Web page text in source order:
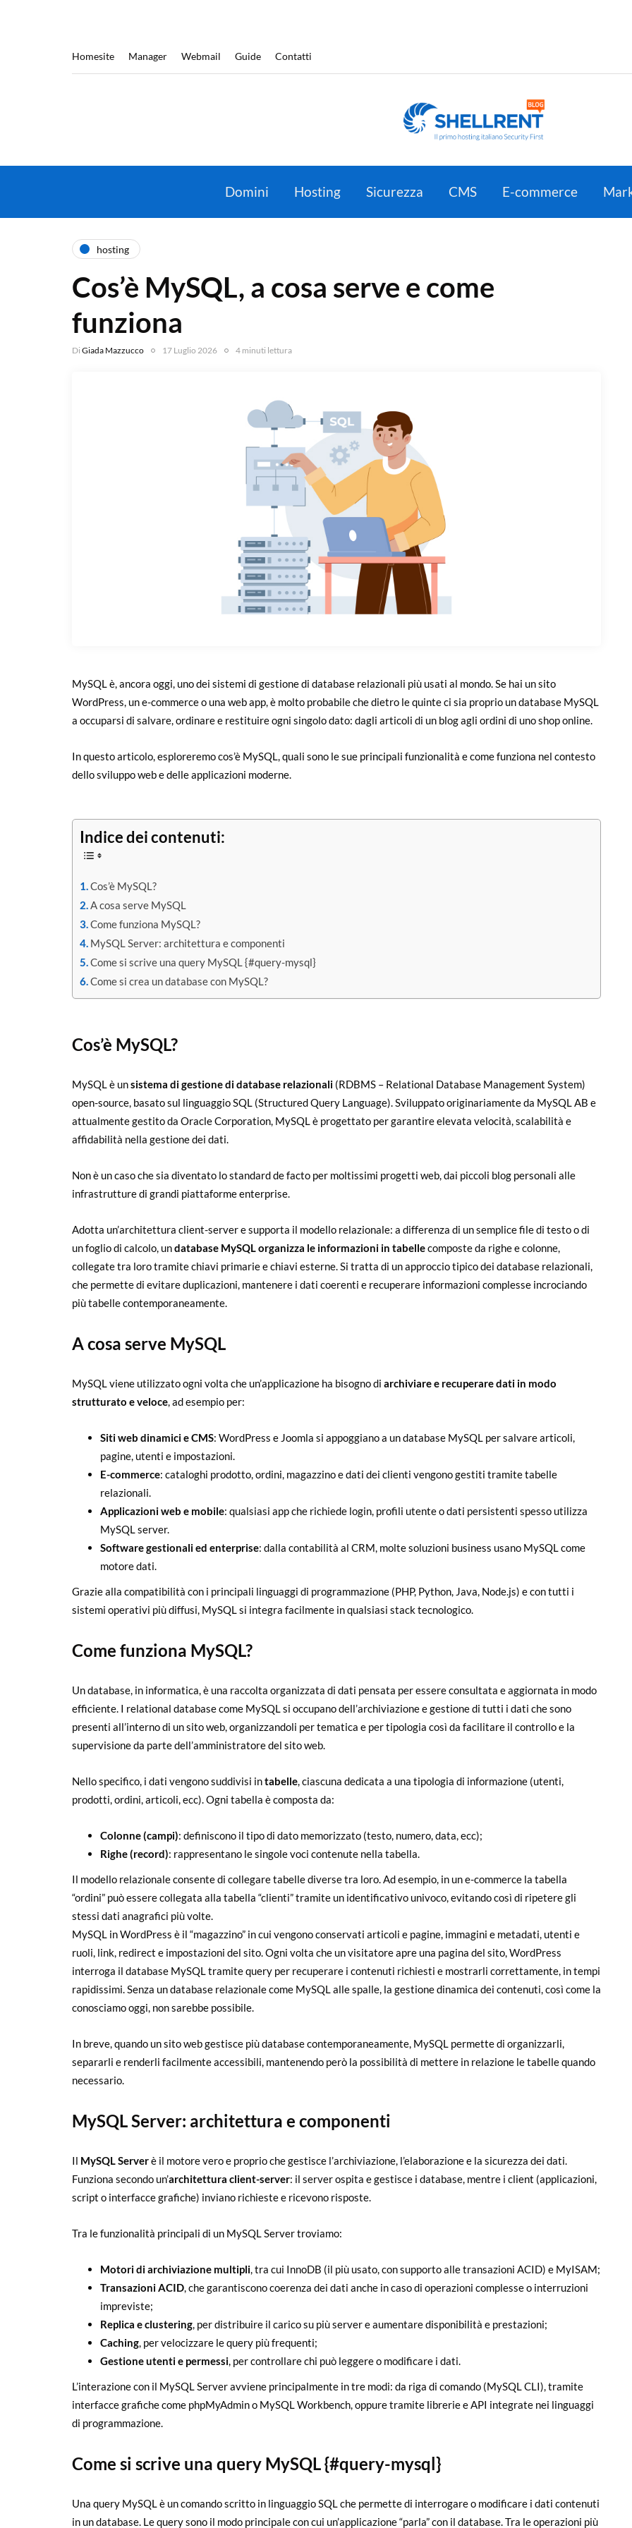
Homesite Manager Webmail Guide Contatti
Domini Hosting Sicurezza CMS E-commerce
hosting
Cos’è MySQL, a cosa serve e come
funziona
Di Giada Mazzucco 17 Luglio 2026 4 minuti lettura
MySQL è, ancora oggi, uno dei sistemi di gestione di database relazionali più usati al mondo. Se hai un sito
WordPress, un e-commerce o una web app, è molto probabile che dietro le quinte ci sia proprio un database MySQL
a occuparsi di salvare, ordinare e restituire ogni singolo dato: dagli articoli di un blog agli ordini di uno shop online.
In questo articolo, esploreremo cos’è MySQL, quali sono le sue principali funzionalità e come funziona nel contesto
dello sviluppo web e delle applicazioni moderne.
Indice dei contenuti:
Cos’è MySQL?
A cosa serve MySQL
Come funziona MySQL?
MySQL Server: architettura e componenti
Come si scrive una query MySQL {#query-mysql}
Come si crea un database con MySQL?
Cos’è MySQL?
MySQL è unsistema di gestione di database relazionali (RDBMS – Relational Database Management System)
open-source, basato sul linguaggio SQL (Structured Query Language). Sviluppato originariamente da MySQL AB e
attualmente gestito da Oracle Corporation, MySQL è progettato per garantire elevata velocità, scalabilità e
affidabilità nella gestione dei dati.
Non è un caso che sia diventato lo standard de facto per moltissimi progetti web, dai piccoli blog personali alle
infrastrutture di grandi piattaforme enterprise.
Adotta un’architettura client-server e supporta il modello relazionale: a differenza di un semplice file di testo o di
un foglio di calcolo, undatabase MySQLorganizza le informazioni in tabellecomposte da righe e colonne,
collegate tra loro tramite chiavi primarie e chiavi esterne. Si tratta di un approccio tipico dei database relazionali,
che permette di evitare duplicazioni, mantenere i dati coerenti e recuperare informazioni complesse incrociando
più tabelle contemporaneamente.
A cosa serve MySQL
MySQL viene utilizzato ogni volta che un’applicazione ha bisogno di archiviare e recuperare dati in modo
strutturato e veloce, ad esempio per:
Siti web dinamici e CMS: WordPress e Joomla si appoggiano a un database MySQL per salvare articoli,
pagine, utenti e impostazioni.
E-commerce: cataloghi prodotto, ordini, magazzino e dati dei clienti vengono gestiti tramite tabelle
relazionali.
Applicazioni web e mobile: qualsiasi app che richiede login, profili utente o dati persistenti spesso utilizza
MySQL server.
Software gestionali ed enterprise: dalla contabilità al CRM, molte soluzioni business usano MySQL come
motore dati.
Grazie alla compatibilità con i principali linguaggi di programmazione (PHP, Python, Java, Node.js) e con tutti i
sistemi operativi più diffusi, MySQL si integra facilmente in qualsiasi stack tecnologico.
Come funziona MySQL?
Un database, in informatica, è una raccolta organizzata di dati pensata per essere consultata e aggiornata in modo
efficiente. I relational database come MySQL si occupano dell’archiviazione e gestione di tutti i dati che sono
presenti all’interno di un sito web, organizzandoli per tematica e per tipologia così da facilitare il controllo e la
supervisione da parte dell’amministratore del sito web.
Nello specifico, i dati vengono suddivisi intabelle, ciascuna dedicata a una tipologia di informazione (utenti,
prodotti, ordini, articoli, ecc). Ogni tabella è composta da:
Colonne (campi): definiscono il tipo di dato memorizzato (testo, numero, data, ecc);
Righe (record): rappresentano le singole voci contenute nella tabella.
Il modello relazionale consente di collegare tabelle diverse tra loro. Ad esempio, in un e-commerce la tabella
“ordini” può essere collegata alla tabella “clienti” tramite un identificativo univoco, evitando così di ripetere gli
stessi dati anagrafici più volte.
MySQL in WordPress è il “magazzino” in cui vengono conservati articoli e pagine, immagini e metadati, utenti e
ruoli, link, redirect e impostazioni del sito. Ogni volta che un visitatore apre una pagina del sito, WordPress
interroga il database MySQL tramite query per recuperare i contenuti richiesti e mostrarli correttamente, in tempi
rapidissimi. Senza un database relazionale come MySQL alle spalle, la gestione dinamica dei contenuti, così come la
conosciamo oggi, non sarebbe possibile.
In breve, quando un sito web gestisce più database contemporaneamente, MySQL permette di organizzarli,
separarli e renderli facilmente accessibili, mantenendo però la possibilità di mettere in relazione le tabelle quando
necessario.
MySQL Server: architettura e componenti
Il MySQL Serverè il motore vero e proprio che gestisce l’archiviazione, l’elaborazione e la sicurezza dei dati.
Funziona secondo un’architettura client-server: il server ospita e gestisce i database, mentre i client (applicazioni,
script o interfacce grafiche) inviano richieste e ricevono risposte.
Tra le funzionalità principali di un MySQL Server troviamo:
Motori di archiviazione multipli, tra cui InnoDB (il più usato, con supporto alle transazioni ACID) e MyISAM;
Transazioni ACID, che garantiscono coerenza dei dati anche in caso di operazioni complesse o interruzioni
impreviste;
Replica e clustering, per distribuire il carico su più server e aumentare disponibilità e prestazioni;
Caching, per velocizzare le query più frequenti;
Gestione utenti e permessi, per controllare chi può leggere o modificare i dati.
L’interazione con il MySQL Server avviene principalmente in tre modi: da riga di comando (MySQL CLI), tramite
interfacce grafiche come phpMyAdmin o MySQL Workbench, oppure tramite librerie e API integrate nei linguaggi
di programmazione.
Come si scrive una query MySQL {#query-mysql}
Una query MySQL è un comando scritto in linguaggio SQL che permette di interrogare o modificare i dati contenuti
in un database. Le query sono il modo principale con cui un’applicazione “parla” con il database. Tra le operazioni più